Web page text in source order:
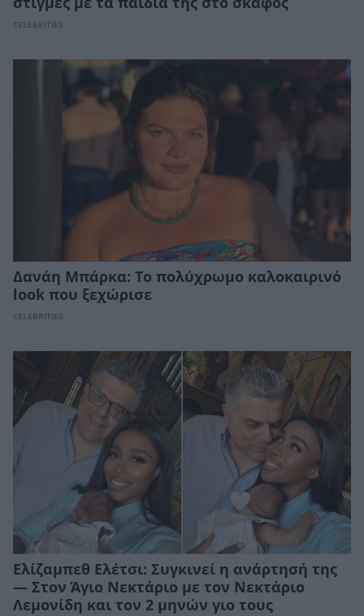
CELEBRITIES
Δανάη Μπάρκα: Το πολύχρωμο καλοκαιρινό
look που ξεχώρισε
CELEBRITIES
Ελίζαμπεθ Ελέτσι: Συγκινεί η ανάρτησή της
— Στον Άγιο Νεκτάριο με τον Νεκτάριο
Λεμονίδη και τον 2 μηνών γιο τους